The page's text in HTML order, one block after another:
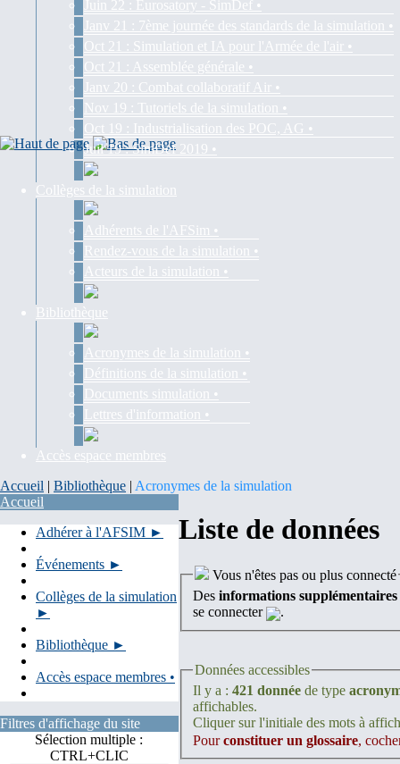
Juin 22 : Eurosatory - SimDef •
Janv 21 : 7ème journée des standards de la simulation •
Oct 21 : Simulation et IA pour l'Armée de l'air •
Oct 21 : Assemblée générale •
Janv 20 : Combat collaboratif Air •
Nov 19 : Tutoriels de la simulation •
Oct 19 : Industrialisation des POC, AG •
Juil 19 : SimDef 2019 •
Collèges de la simulation
Adhérents de l'AFSim •
Rendez-vous de la simulation •
Acteurs de la simulation •
Bibliothèque
Acronymes de la simulation •
Définitions de la simulation •
Documents simulation •
Lettres d'information •
Accès espace membres
Accueil | Bibliothèque | Acronymes de la simulation
Accueil
Adhérer à l'AFSIM ►
Événements ►
Collèges de la simulation
►
Bibliothèque ►
Accès espace membres •
Filtres d'affichage du site
Sélection multiple :
CTRL+CLIC
Liste de données
Vous n'êtes pas ou plus connecté
Des informations supplémentaires
se connecter
.
Données accessibles
Il y a : 421 donnée de type
affichables.
Cliquer sur l'initiale des mots à
Pourconstituer un glossaire,